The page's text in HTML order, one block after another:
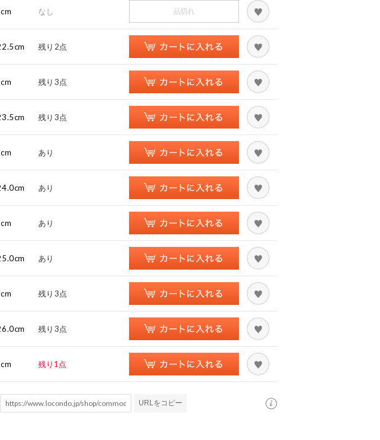
なし 品切れ
残り2点
残り3点
残り3点
あり
あり
あり
あり
残り3点
残り3点
残り1点
URLをコピー